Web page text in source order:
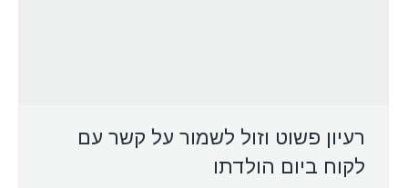
רעיון פשוט וזול לשמור על קשר עם
לקוח ביום הולדתו